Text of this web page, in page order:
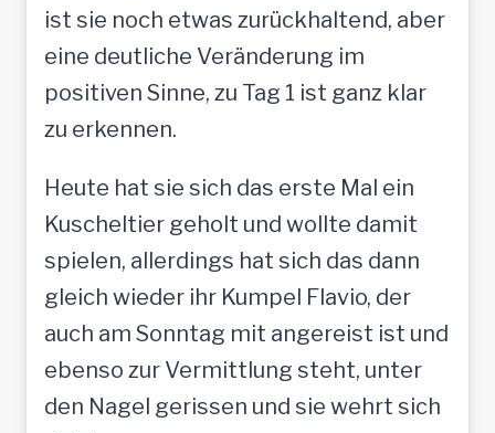
ist sie noch etwas zurückhaltend, aber
eine deutliche Veränderung im
positiven Sinne, zu Tag 1 ist ganz klar
zu erkennen.
Heute hat sie sich das erste Mal ein
Kuscheltier geholt und wollte damit
spielen, allerdings hat sich das dann
gleich wieder ihr Kumpel Flavio, der
auch am Sonntag mit angereist ist und
ebenso zur Vermittlung steht, unter
den Nagel gerissen und sie wehrt sich